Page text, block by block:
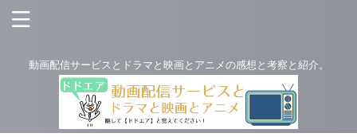
動画配信サービスとドラマと映画とアニメの感想と考察と紹介。